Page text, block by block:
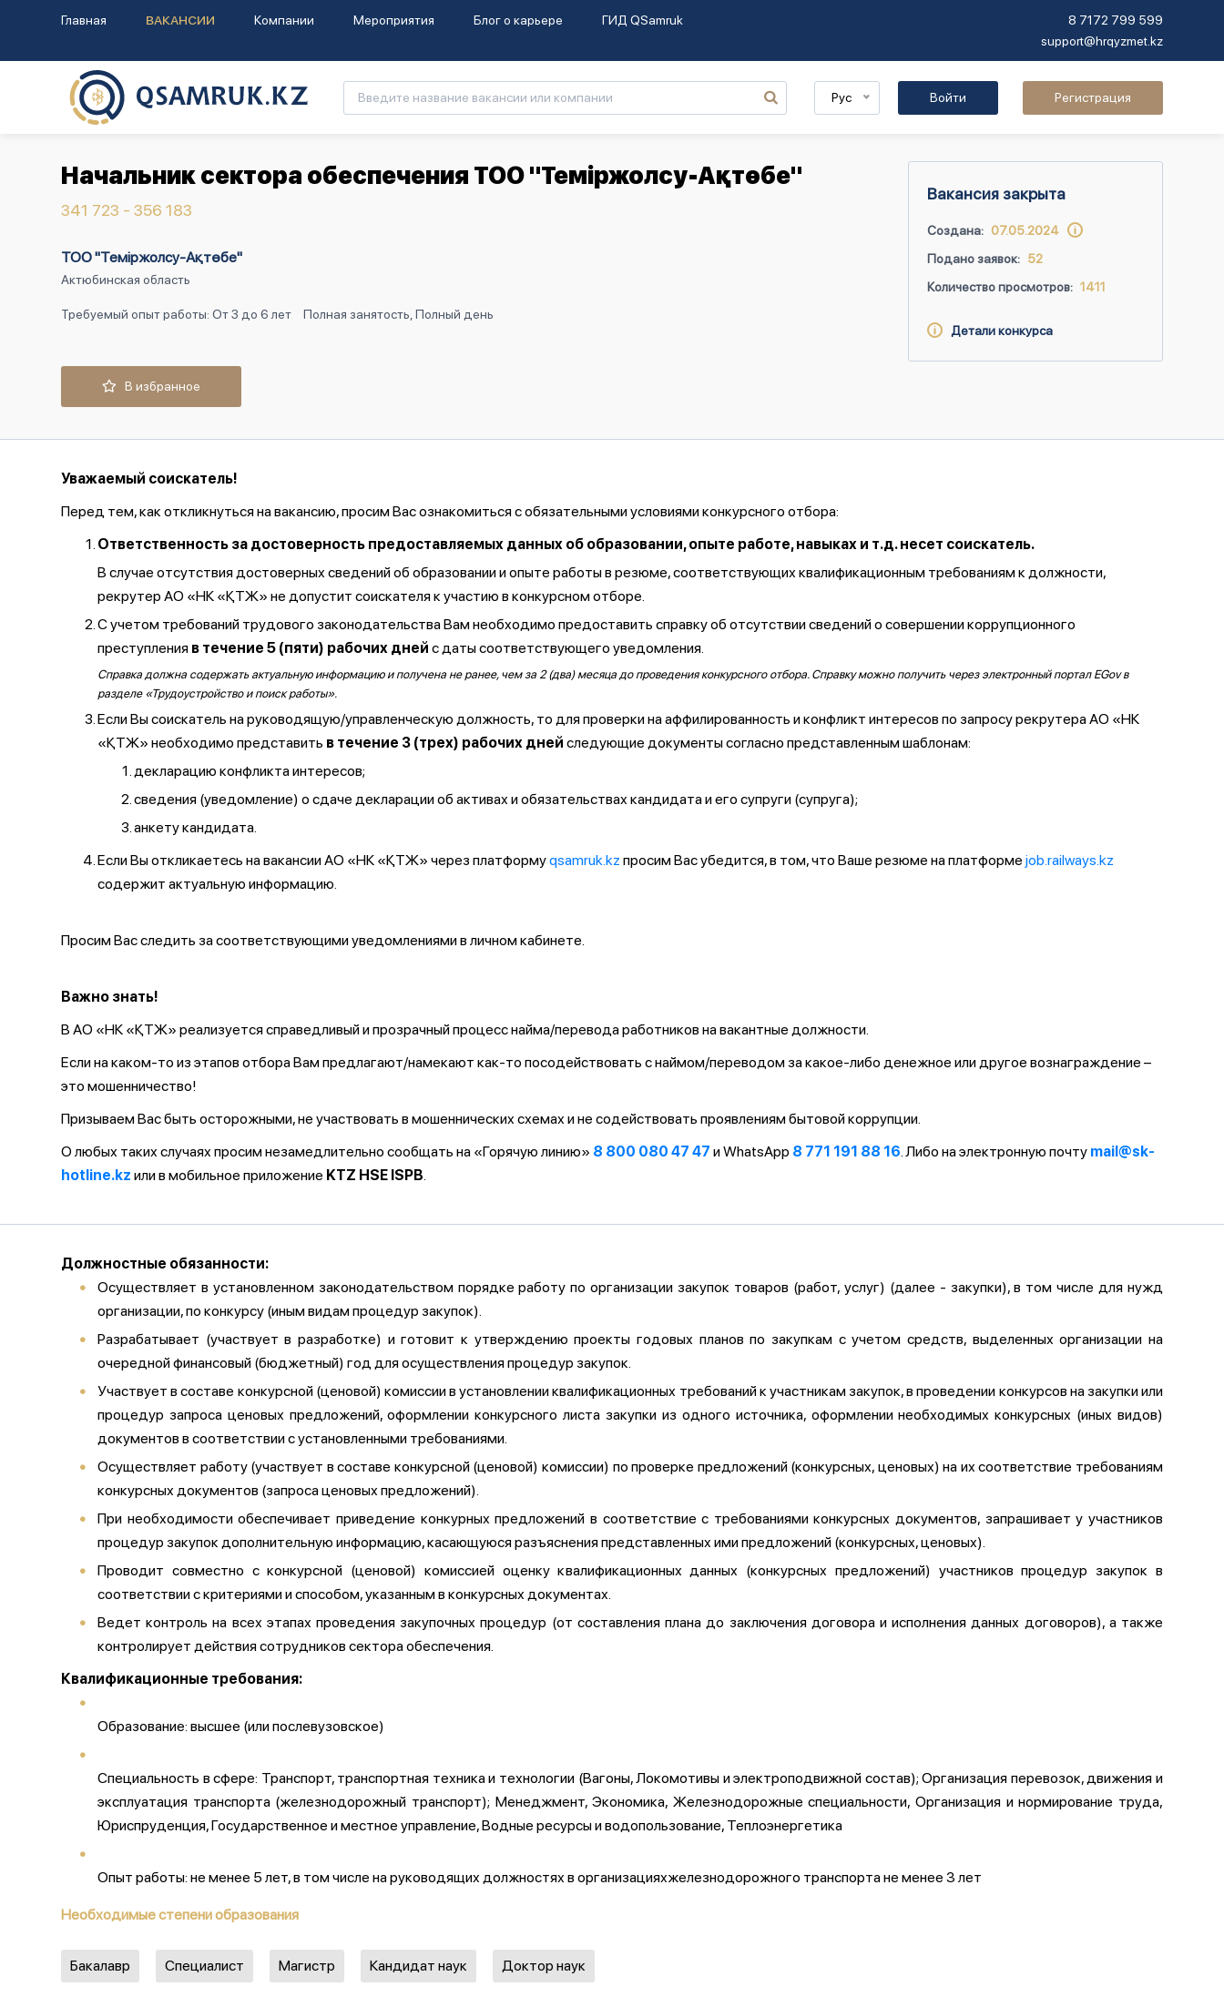
Главная ВАКАНСИИ Компании Мероприятия Блог о карьере ГИД QSamruk
8 7172 799 599
support@hrqyzmet.kz
Рус Войти Регистрация
Начальник сектора обеспечения ТОО "Теміржолсу-Ақтөбе"
341 723 - 356 183
ТОО "Теміржолсу-Ақтөбе"
Актюбинская область
Требуемый опыт работы: От 3 до 6 лет Полная занятость, Полный день
Вакансия закрыта
Создана: 07.05.2024
Подано заявок: 52
Количество просмотров: 1411
Детали конкурса
В избранное
Уважаемый соискатель!
Перед тем, как откликнуться на вакансию, просим Вас ознакомиться с обязательными условиями конкурсного отбора:
Ответственность за достоверность предоставляемых данных об образовании, опыте работе, навыках и т.д. несет соискатель.
В случае отсутствия достоверных сведений об образовании и опыте работы в резюме, соответствующих квалификационным требованиям к должности,
рекрутер АО «НК «ҚТЖ» не допустит соискателя к участию в конкурсном отборе.
С учетом требований трудового законодательства Вам необходимо предоставить справку об отсутствии сведений о совершении коррупционного
преступления в течение 5 (пяти) рабочих дней с даты соответствующего уведомления.
Справка должна содержать актуальную информацию и получена не ранее, чем за 2 (два) месяца до проведения конкурсного отбора. Справку можно получить через электронный портал EGov в
разделе «Трудоустройство и поиск работы».
Если Вы соискатель на руководящую/управленческую должность, то для проверки на аффилированность и конфликт интересов по запросу рекрутера АО «НК
«ҚТЖ» необходимо представить в течение 3 (трех) рабочих дней следующие документы согласно представленным шаблонам:
декларацию конфликта интересов;
сведения (уведомление) о сдаче декларации об активах и обязательствах кандидата и его супруги (супруга);
анкету кандидата.
Если Вы откликаетесь на вакансии АО «НК «ҚТЖ» через платформуqsamruk.kz просим Вас убедится, в том, что Ваше резюме на платформе job.railways.kz
содержит актуальную информацию.
Просим Вас следить за соответствующими уведомлениями в личном кабинете.
Важно знать!
В АО «НК «ҚТЖ» реализуется справедливый и прозрачный процесс найма/перевода работников на вакантные должности.
Если на каком-то из этапов отбора Вам предлагают/намекают как-то посодействовать с наймом/переводом за какое-либо денежное или другое вознаграждение –
это мошенничество!
Призываем Вас быть осторожными, не участвовать в мошеннических схемах и не содействовать проявлениям бытовой коррупции.
О любых таких случаях просим незамедлительно сообщать на «Горячую линию» 8 800 080 47 47 и WhatsApp 8 771 191 88 16. Либо на электронную почту mail@sk-
hotline.kz или в мобильное приложение KTZ HSE ISPB.
Должностные обязанности:
Осуществляет в установленном законодательством порядке работу по организации закупок товаров (работ, услуг) (далее - закупки), в том числе для нужд
организации, по конкурсу (иным видам процедур закупок).
Разрабатывает (участвует в разработке) и готовит к утверждению проекты годовых планов по закупкам с учетом средств, выделенных организации на
очередной финансовый (бюджетный) год для осуществления процедур закупок.
Участвует в составе конкурсной (ценовой) комиссии в установлении квалификационных требований к участникам закупок, в проведении конкурсов на закупки или
процедур запроса ценовых предложений, оформлении конкурсного листа закупки из одного источника, оформлении необходимых конкурсных (иных видов)
документов в соответствии с установленными требованиями.
Осуществляет работу (участвует в составе конкурсной (ценовой) комиссии) по проверке предложений (конкурсных, ценовых) на их соответствие требованиям
конкурсных документов (запроса ценовых предложений).
При необходимости обеспечивает приведение конкурных предложений в соответствие с требованиями конкурсных документов, запрашивает у участников
процедур закупок дополнительную информацию, касающуюся разъяснения представленных ими предложений (конкурсных, ценовых).
Проводит совместно с конкурсной (ценовой) комиссией оценку квалификационных данных (конкурсных предложений) участников процедур закупок в
соответствии с критериями и способом, указанным в конкурсных документах.
Ведет контроль на всех этапах проведения закупочных процедур (от составления плана до заключения договора и исполнения данных договоров), а также
контролирует действия сотрудников сектора обеспечения.
Квалификационные требования:
Образование: высшее (или послевузовское)
Специальность в сфере: Транспорт, транспортная техника и технологии (Вагоны, Локомотивы и электроподвижной состав); Организация перевозок, движения и
эксплуатация транспорта (железнодорожный транспорт); Менеджмент, Экономика, Железнодорожные специальности, Организация и нормирование труда,
Юриспруденция, Государственное и местное управление, Водные ресурсы и водопользование, Теплоэнергетика
Опыт работы: не менее 5 лет, в том числе на руководящих должностях в организацияхжелезнодорожного транспорта не менее 3 лет
Необходимые степени образования
Бакалавр Специалист Магистр Кандидат наук Доктор наук